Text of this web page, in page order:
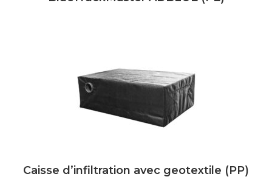
Caisse d’infiltration avec geotextile (PP)